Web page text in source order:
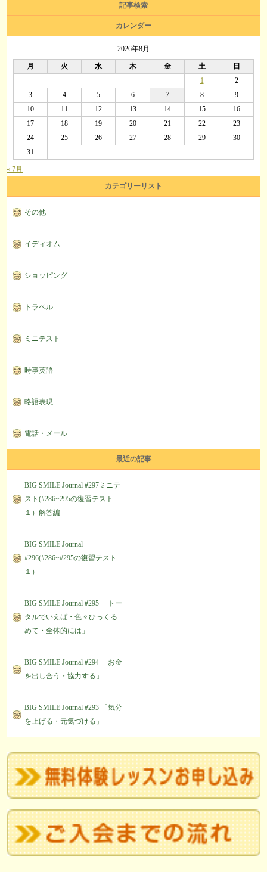
記事検索
カレンダー
2026年8月
月 火 水 木 金 土
日
1
2
3
4 5 6 7 8
9
10
11 12 13 14 15
16
17
18 19 20 21 22
23
24
25 26 27 28 29
30
31
« 7月
カテゴリーリスト
その他
イディオム
ショッピング
トラベル
ミニテスト
時事英語
略語表現
電話・メール
最近の記事
BIG SMILE Journal #297ミニテ
スト(#286~295の復習テスト
１）解答編
BIG SMILE Journal
#296(#286~#295の復習テスト
１）
BIG SMILE Journal #295 「トー
タルでいえば・色々ひっくる
めて・全体的には」
BIG SMILE Journal #294 「お金
を出し合う・協力する」
BIG SMILE Journal #293 「気分
を上げる・元気づける」